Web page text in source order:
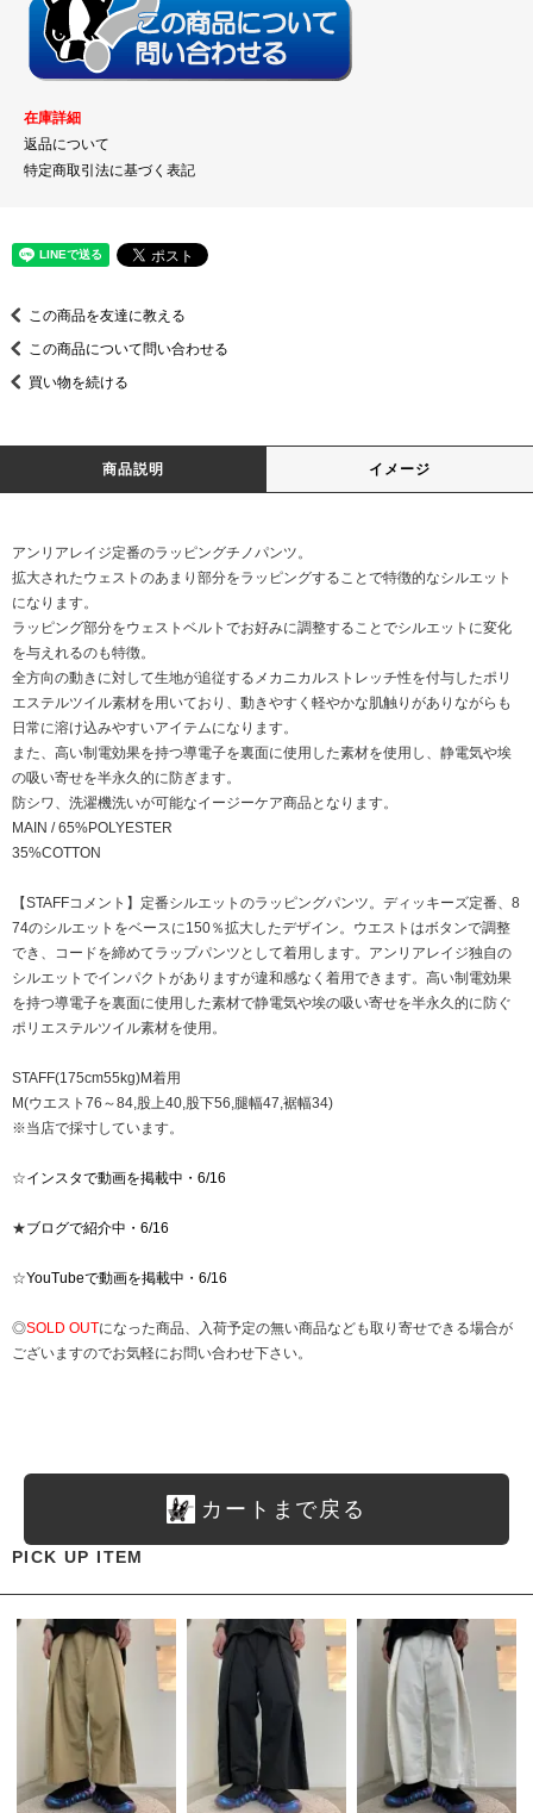
在庫詳細
返品について
特定商取引法に基づく表記
この商品を友達に教える
この商品について問い合わせる
買い物を続ける
商品説明 イメージ
アンリアレイジ定番のラッピングチノパンツ。
拡大されたウェストのあまり部分をラッピングすることで特徴的なシルエット
になります。
ラッピング部分をウェストベルトでお好みに調整することでシルエットに変化
を与えれるのも特徴。
全方向の動きに対して生地が追従するメカニカルストレッチ性を付与したポリ
エステルツイル素材を用いており、動きやすく軽やかな肌触りがありながらも
日常に溶け込みやすいアイテムになります。
また、高い制電効果を持つ導電子を裏面に使用した素材を使用し、静電気や埃
の吸い寄せを半永久的に防ぎます。
防シワ、洗濯機洗いが可能なイージーケア商品となります。
MAIN / 65%POLYESTER
35%COTTON
【STAFFコメント】定番シルエットのラッピングパンツ。ディッキーズ定番、8
74のシルエットをベースに150％拡大したデザイン。ウエストはボタンで調整
でき、コードを締めてラップパンツとして着用します。アンリアレイジ独自の
シルエットでインパクトがありますが違和感なく着用できます。高い制電効果
を持つ導電子を裏面に使用した素材で静電気や埃の吸い寄せを半永久的に防ぐ
ポリエステルツイル素材を使用。
STAFF(175cm55kg)M着用
M(ウエスト76～84,股上40,股下56,腿幅47,裾幅34)
※当店で採寸しています。
☆インスタで動画を掲載中・6/16
★ブログで紹介中・6/16
☆YouTubeで動画を掲載中・6/16
◎SOLD OUTになった商品、入荷予定の無い商品なども取り寄せできる場合が
ございますのでお気軽にお問い合わせ下さい。
カートまで戻る
PICK UP ITEM